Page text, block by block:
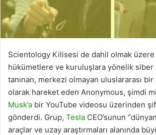
Scientology Kilisesi de dahil olmak
hükümetlere ve kuruluşlara yönelik siber
tanınan, merkezi olmayan uluslararası
olarak hareket eden Anonymous, şimdi
Musk’a bir YouTube videosu üzerinden
gönderdi. Grup, Tesla CEO’sunun
araçlar ve uzay araştırmaları alanında